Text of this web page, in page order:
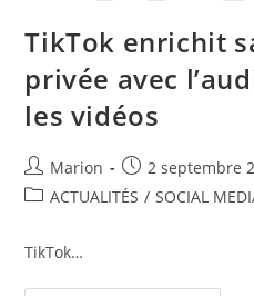
TikTok enrichit
privée avec
les vidéos
Marion
2 septembre
ACTUALITÉS / SOCIAL
TikTok…